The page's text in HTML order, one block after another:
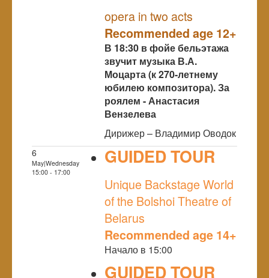
opera in two acts
Recommended age 12+
В 18:30 в фойе бельэтажа
звучит музыка В.А.
Моцарта (к 270-летнему
юбилею композитора). За
роялем - Анастасия
Вензелева
Дирижер – Владимир Оводок
6
May|Wednesday
15:00 - 17:00
GUIDED TOUR
Unique Backstage World
of the Bolshoi Theatre of
Belarus
Recommended age 14+
Начало в 15:00
GUIDED TOUR